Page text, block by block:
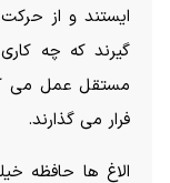
ایستند و از
گیرند که چه کاری
مستقل عمل می
فرار می گذارند.